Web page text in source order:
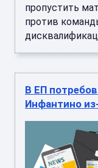
пропустить
против
В ЕП
Инфантино